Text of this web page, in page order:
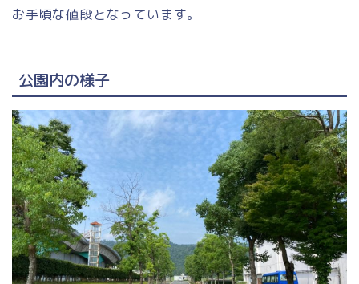
お手頃な値段となっています。
公園内の様子